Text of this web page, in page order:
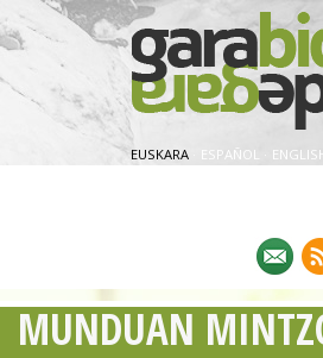
EUSKARA ESPAÑOL ·
MUNDUAN